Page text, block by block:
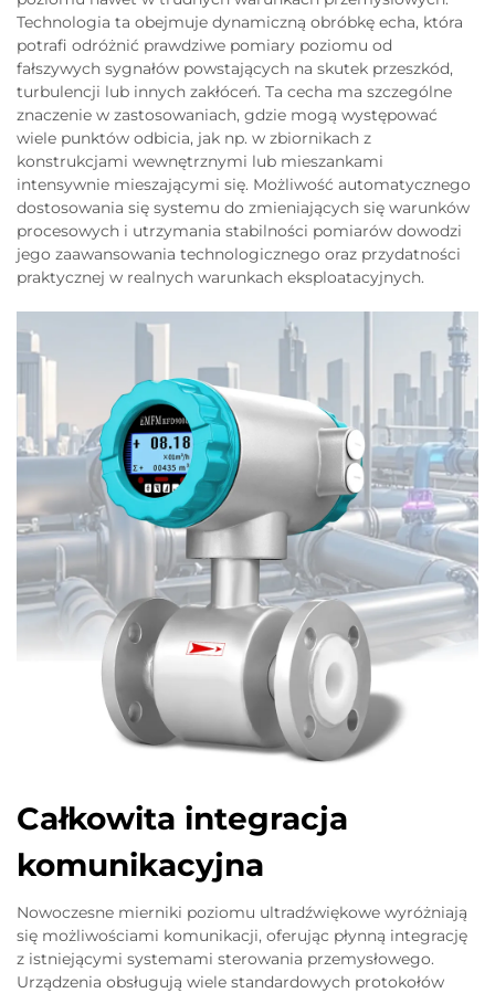
Technologia ta obejmuje dynamiczną obróbkę echa, która
potrafi odróżnić prawdziwe pomiary poziomu od
fałszywych sygnałów powstających na skutek przeszkód,
turbulencji lub innych zakłóceń. Ta cecha ma szczególne
znaczenie w zastosowaniach, gdzie mogą występować
wiele punktów odbicia, jak np. w zbiornikach z
konstrukcjami wewnętrznymi lub mieszankami
intensywnie mieszającymi się. Możliwość automatycznego
dostosowania się systemu do zmieniających się warunków
procesowych i utrzymania stabilności pomiarów dowodzi
jego zaawansowania technologicznego oraz przydatności
praktycznej w realnych warunkach eksploatacyjnych.
Całkowita integracja
komunikacyjna
Nowoczesne mierniki poziomu ultradźwiękowe wyróżniają
się możliwościami komunikacji, oferując płynną integrację
z istniejącymi systemami sterowania przemysłowego.
Urządzenia obsługują wiele standardowych protokołów